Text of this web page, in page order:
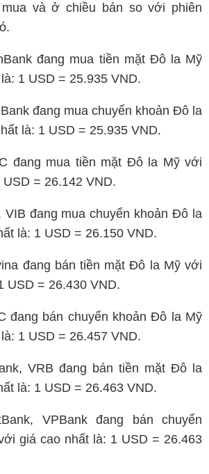
và ở chiều bán so với phiên
đang mua tiền mặt Đô la Mỹ
1 USD = 25.935 VND.
đang mua chuyển khoản Đô la
là: 1 USD = 25.935 VND.
đang mua tiền mặt Đô la Mỹ với
= 26.142 VND.
VIB đang mua chuyển khoản Đô la
là: 1 USD = 26.150 VND.
đang bán tiền mặt Đô la Mỹ với
USD = 26.430 VND.
đang bán chuyển khoản Đô la Mỹ
1 USD = 26.457 VND.
VRB đang bán tiền mặt Đô la
là: 1 USD = 26.463 VND.
VPBank đang bán chuyển
giá cao nhất là: 1 USD = 26.463